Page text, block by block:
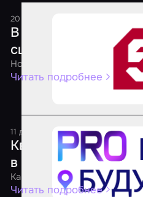
20 февраля 2026
В российских
сцены пыток и
Новые правила для квест-
Читать подробнее
11 декабря 20251 минута
Квесты по сериалу
в трех городах
Как квесты переносят
Читать подробнее